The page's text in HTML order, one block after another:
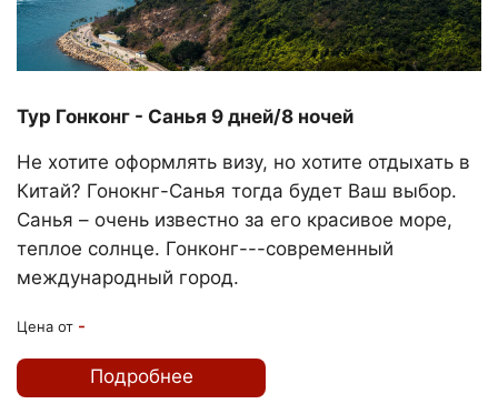
Тур Гонконг - Санья 9 дней/8 ночей
Не хотите оформлять визу, но хотите отдыхать в
Китай? Гонокнг-Санья тогда будет Ваш выбор.
Санья – очень известно за его красивое море,
теплое солнце. Гонконг---современный
международный город.
Цена от -
Подробнее